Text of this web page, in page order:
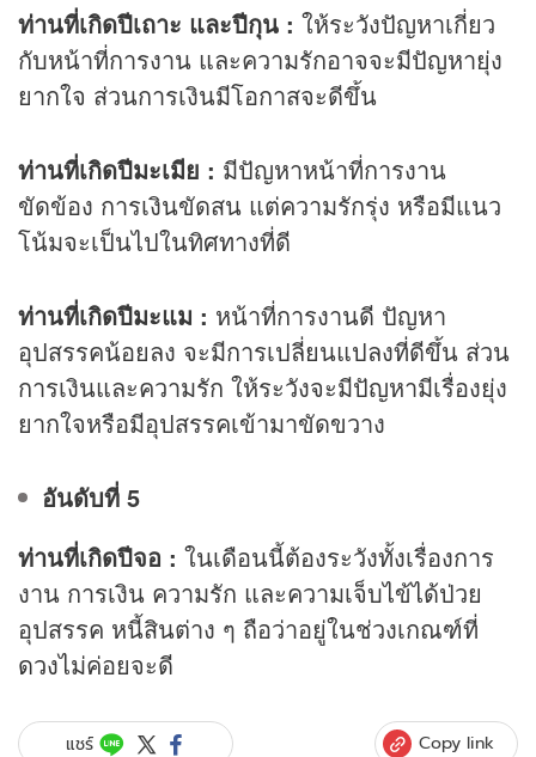
ท่านที่เกิดปีเถาะ และปีกุน : ให้ระวังปัญหาเกี่ยว
กับหน้าที่การงาน และความรักอาจจะมีปัญหายุ่ง
ยากใจ ส่วนการเงินมีโอกาสจะดีขึ้น
ท่านที่เกิดปีมะเมีย : มีปัญหาหน้าที่การงาน
ขัดข้อง การเงินขัดสน แต่ความรักรุ่ง หรือมีแนว
โน้มจะเป็นไปในทิศทางที่ดี
ท่านที่เกิดปีมะแม : หน้าที่การงานดี ปัญหา
อุปสรรคน้อยลง จะมีการเปลี่ยนแปลงที่ดีขึ้น ส่วน
การเงินและความรัก ให้ระวังจะมีปัญหามีเรื่องยุ่ง
ยากใจหรือมีอุปสรรคเข้ามาขัดขวาง
อันดับที่ 5
ท่านที่เกิดปีจอ : ในเดือนนี้ต้องระวังทั้งเรื่องการ
งาน การเงิน ความรัก และความเจ็บไข้ได้ป่วย
อุปสรรค หนี้สินต่าง ๆ ถือว่าอยู่ในช่วงเกณฑ์ที่
ดวงไม่ค่อยจะดี
แชร์ Copy link